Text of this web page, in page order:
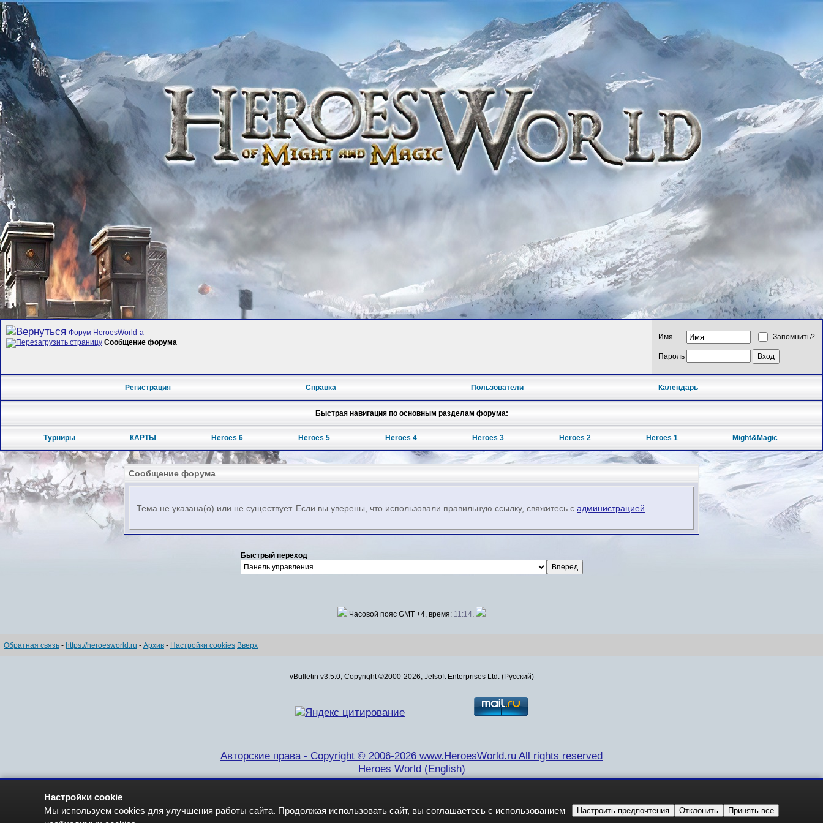
Форум HeroesWorld-а
Сообщение форума
Имя Запомнить?
Пароль
Регистрация Справка Пользователи Календарь
Быстрая навигация по основным разделам форума:
Турниры КАРТЫ Heroes 6 Heroes 5 Heroes 4 Heroes 3 Heroes 2 Heroes 1 Might&Magic
Сообщение форума
Тема не указана(о) или не существует. Если вы уверены, что использовали правильную ссылку, свяжитесь садминистрацией
Быстрый переход
Часовой пояс GMT +4, время: 11:14
Обратная связь - https://heroesworld.ru - Архив - Настройки cookies Вверх
vBulletin v3.5.0, Copyright ©2000-2026, Jelsoft Enterprises Ltd. (Русский)
Авторские права - Copyright © 2006-2026 www.HeroesWorld.ru All rights reserved
Heroes World (English)
Настройки cookie
Мы используем cookies для улучшения работы сайта. Продолжая использовать сайт, вы соглашаетесь с использованием
Настроить предпочтения Отклонить Принять все